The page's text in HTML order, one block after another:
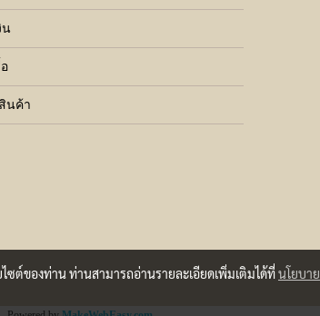
น
นค้า
ซต์ของท่าน ท่านสามารถอ่านรายละเอียดเพิ่มเติมได้ที่นโยบาย